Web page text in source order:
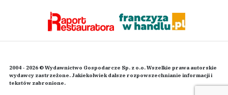
2004 - 2026 © Wydawnictwo Gospodarcze Sp. z o.o. Wszelkie prawa autorskie
wydawcy zastrzeżone. Jakiekolwiek dalsze rozpowszechnianie informacji i
tekstów zabronione.